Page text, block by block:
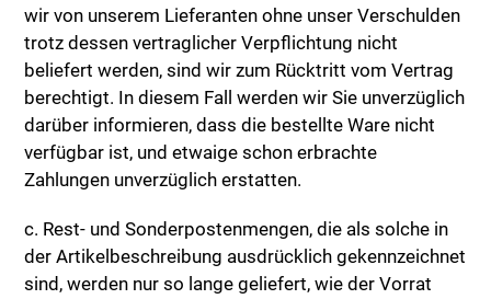
wir von unserem Lieferanten ohne unser Verschulden
trotz dessen vertraglicher Verpflichtung nicht
beliefert werden, sind wir zum Rücktritt vom Vertrag
berechtigt. In diesem Fall werden wir Sie unverzüglich
darüber informieren, dass die bestellte Ware nicht
verfügbar ist, und etwaige schon erbrachte
Zahlungen unverzüglich erstatten.
c. Rest- und Sonderpostenmengen, die als solche in
der Artikelbeschreibung ausdrücklich gekennzeichnet
sind, werden nur so lange geliefert, wie der Vorrat